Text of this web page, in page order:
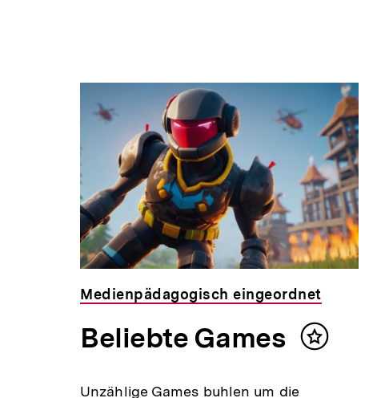
Medienpädagogisch eingeordnet
Beliebte Games
Inhalt
Unzählige Games buhlen um die